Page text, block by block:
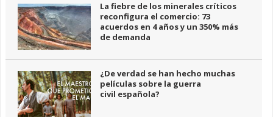
La fiebre de los minerales críticos
reconfigura el comercio: 73
acuerdos en 4 años y un 350% más
de demanda
¿De verdad se han hecho muchas
películas sobre la guerra
civil española?